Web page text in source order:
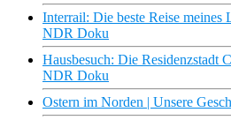
Interrail: Die beste Reise meines
NDR Doku
Hausbesuch: Die Residenzstadt
NDR Doku
Ostern im Norden | Unsere